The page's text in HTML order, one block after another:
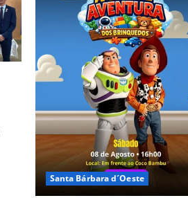
Santa Bárbara d´Oeste